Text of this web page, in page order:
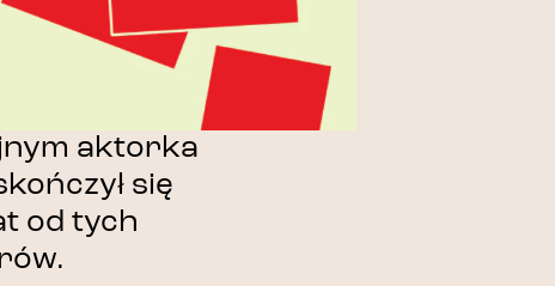
aktorka
się
od tych